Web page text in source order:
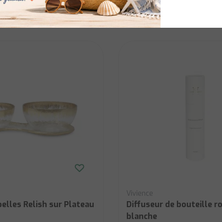
Afficher €15,00
Relish sur Plateau
Vivience
Diffuseur de bouteille
blanche